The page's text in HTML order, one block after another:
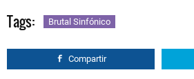
Tags: Brutal Sinfónico
Compartir